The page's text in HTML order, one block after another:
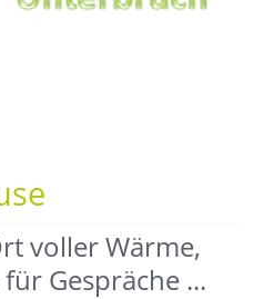
voller Wärme,
Gespräche ...